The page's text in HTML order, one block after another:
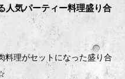
人気パーティー料理盛り合
料理がセットになった盛り合